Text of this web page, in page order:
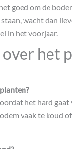
goed om de
wacht dan
in het voorjaar.
het
het hard gaat
vaak te koud